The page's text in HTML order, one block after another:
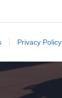
Privacy Policy